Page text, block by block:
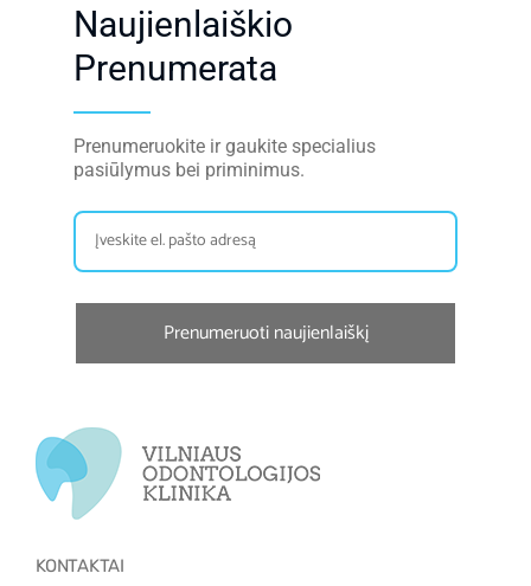
Naujienlaiškio
Prenumerata
Prenumeruokite ir gaukite specialius
pasiūlymus bei priminimus.
Prenumeruoti naujienlaiškį
KONTAKTAI